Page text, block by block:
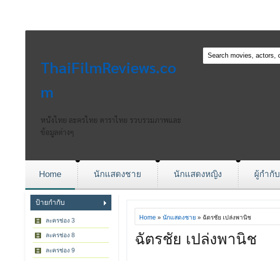
ThaiFilmReviews.co
m
หนังไทย ละครไทย ดาราไทย รวบรวมภาพและ
ข้อมูลต่างๆ
Home นักแสดงชาย นักแสดงหญิง ผู้กำกับ
ป้ายกำกับ
ละครช่อง 3
ละครช่อง 8
ละครช่อง 9
Home » นักแสดงชาย » ฉัตรชัย เปล่งพานิช
ฉัตรชัย เปล่งพานิช